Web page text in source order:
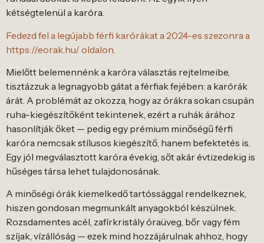
kétségtelenül a karóra.
Fedezd fel a legújabb férfi karórákat a 2024-es szezonra a
https://eorak.hu/ oldalon.
Mielőtt belemennénk a karóra választás rejtelmeibe,
tisztázzuk a legnagyobb gátat a férfiak fejében: a karórák
árát. A problémát az okozza, hogy az órákra sokan csupán
ruha-kiegészítőként tekintenek, ezért a ruhák árához
hasonlítják őket — pedig egy prémium minőségű férfi
karóra nemcsak stílusos kiegészítő, hanem befektetés is.
Egy jól megválasztott karóra évekig, sőt akár évtizedekig is
hűséges társa lehet tulajdonosának.
A minőségi órák kiemelkedő tartóssággal rendelkeznek,
hiszen gondosan megmunkált anyagokból készülnek.
Rozsdamentes acél, zafírkristály óraüveg, bőr vagy fém
szíjak, vízállóság — ezek mind hozzájárulnak ahhoz, hogy